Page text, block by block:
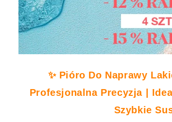
✨ Pióro Do Naprawy
Profesjonalna Precyzja |
Szybkie